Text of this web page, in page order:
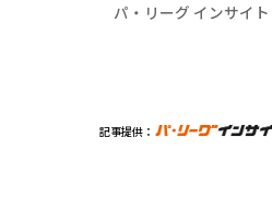
パ・リーグ インサイト
記事提供：